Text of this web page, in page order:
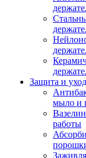
Защита и уход
мыло и
работы